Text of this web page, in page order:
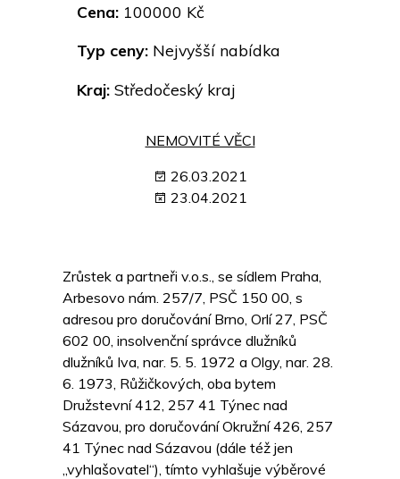
Cena: 100000 Kč
Typ ceny: Nejvyšší nabídka
Kraj: Středočeský kraj
NEMOVITÉ VĚCI
26.03.2021
23.04.2021
Zrůstek a partneři v.o.s., se sídlem Praha,
Arbesovo nám. 257/7, PSČ 150 00, s
adresou pro doručování Brno, Orlí 27, PSČ
602 00, insolvenční správce dlužníků
dlužníků Iva, nar. 5. 5. 1972 a Olgy, nar. 28.
6. 1973, Růžičkových, oba bytem
Družstevní 412, 257 41 Týnec nad
Sázavou, pro doručování Okružní 426, 257
41 Týnec nad Sázavou (dále též jen
„vyhlašovatel“), tímto vyhlašuje výběrové